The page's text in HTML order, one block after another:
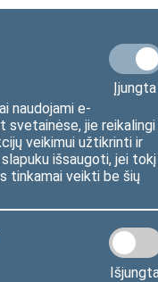
Įjungta
naudojami e-
svetainėse, jie reikalingi
veikimui užtikrinti ir
išsaugoti, jei tokį
tinkamai veikti be šių
Sudėtis
posėdžiai
Posėdžiai